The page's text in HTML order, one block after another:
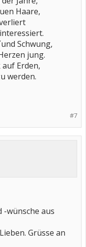
Haare,
Schwung,
jung.
Erden,
werden.
#7
-wünsche aus
Grüsse an